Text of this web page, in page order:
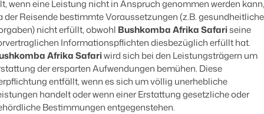
wenn eine Leistung nicht in Anspruch genommen werden kann,
der Reisende bestimmte Voraussetzungen (z.B. gesundheitliche
nicht erfüllt, obwohl Bushkomba Afrika Safariseine
Informationspflichten diesbezüglich erfüllt hat.
Afrika Safariwird sich bei den Leistungsträgern um
der ersparten Aufwendungen bemühen. Diese
entfällt, wenn es sich um völlig unerhebliche
handelt oder wenn einer Erstattung gesetzliche oder
Bestimmungen entgegenstehen.